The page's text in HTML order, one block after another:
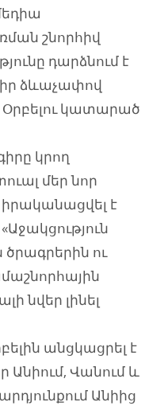
շնորհիվ
դարձնում է
ձևաչափով
Օրբելու կատարած
կրող
մեր նոր
է
ծրագրերին ու
նվեր լինել
անցկացրել է
Անիում, Վանում և
Անիից